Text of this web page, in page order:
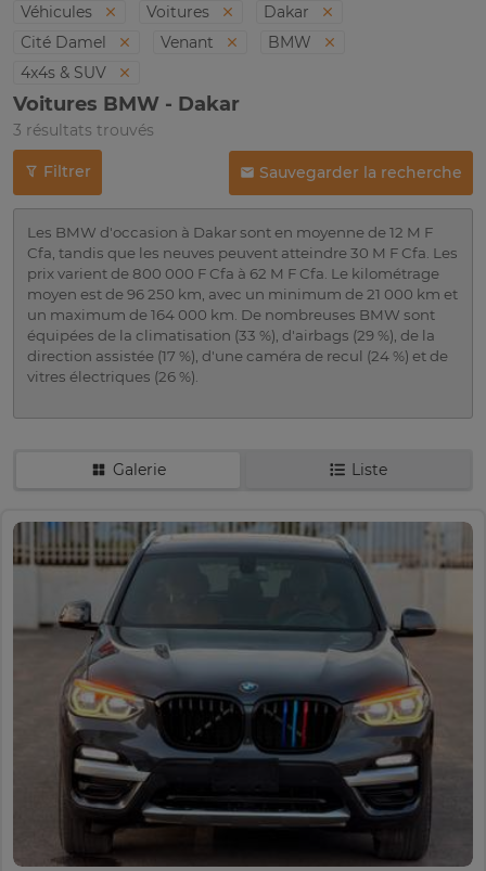
Véhicules
Voitures
Dakar
Cité Damel
Venant
BMW
4x4s & SUV
Voitures BMW - Dakar
3 résultats trouvés
Filtrer Sauvegarder la recherche
Les BMW d'occasion à Dakar sont en moyenne de 12 M F
Cfa, tandis que les neuves peuvent atteindre 30 M F Cfa. Les
prix varient de 800 000 F Cfa à 62 M F Cfa. Le kilométrage
moyen est de 96 250 km, avec un minimum de 21 000 km et
un maximum de 164 000 km. De nombreuses BMW sont
équipées de la climatisation (33 %), d'airbags (29 %), de la
direction assistée (17 %), d'une caméra de recul (24 %) et de
vitres électriques (26 %).
Galerie Liste